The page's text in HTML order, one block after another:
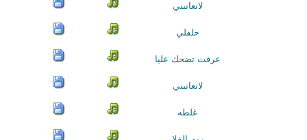
لاتعاتبني
حلفلي
عرفت تضحك عليا
لاتعاتبني
غلطه